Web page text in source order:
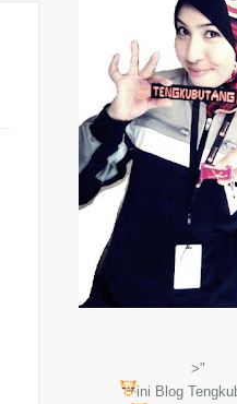
>"
ini Blog